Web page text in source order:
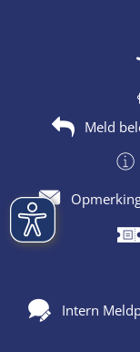
Meld
Intern